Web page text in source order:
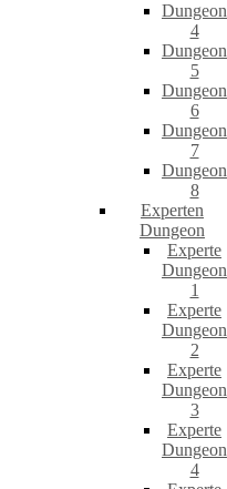
Dungeon
4
Dungeon
5
Dungeon
6
Dungeon
7
Dungeon
8
Experten
Dungeon
Experte
Dungeon
1
Experte
Dungeon
2
Experte
Dungeon
3
Experte
Dungeon
4